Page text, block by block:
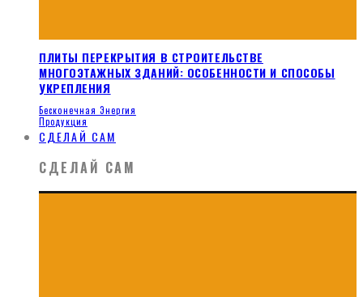
ПЛИТЫ ПЕРЕКРЫТИЯ В СТРОИТЕЛЬСТВЕ
МНОГОЭТАЖНЫХ ЗДАНИЙ: ОСОБЕННОСТИ И СПОСОБЫ
УКРЕПЛЕНИЯ
Бесконечная Энергия
Продукция
СДЕЛАЙ САМ
СДЕЛАЙ САМ